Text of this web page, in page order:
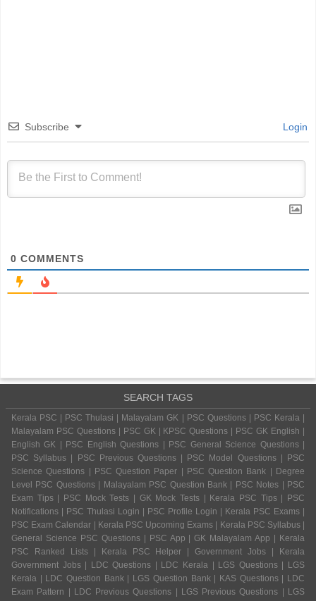
Subscribe Login
0 COMMENTS
SEARCH TAGS
Kerala PSC | PSC Thulasi | Malayalam GK | PSC Questions | PSC Kerala |
Malayalam PSC Questions | PSC GK | KPSC Questions | PSC GK English |
English GK | PSC English Questions | PSC General Science Questions |
PSC Syllabus | PSC Previous Questions | PSC Model Questions | PSC
Science Questions | PSC Question Paper | PSC Question Bank | Degree
Level PSC Questions | Malayalam PSC Question Bank | PSC Notes | PSC
Exam Tips | PSC Mock Tests | GK Mock Tests | Kerala PSC Tips | PSC
Notifications | PSC Thulasi Login | PSC Profile Login | Kerala PSC Exams |
PSC Exam Calendar | Kerala PSC Upcoming Exams | Kerala PSC Syllabus |
General Science PSC Questions | PSC App | GK Malayalam App | Kerala
PSC Ranked Lists | Kerala PSC Helper | Government Jobs | Kerala
Government Jobs | LDC Questions | LDC Kerala | LGS Questions | LGS
Kerala | LDC Question Bank | LGS Question Bank | KAS Questions | LDC
Exam Pattern | LDC Previous Questions | LGS Previous Questions | LGS